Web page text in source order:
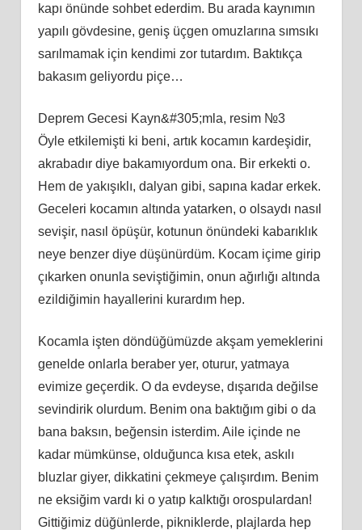
kapı önünde sohbet ederdim. Bu arada kaynımın
yapılı gövdesine, geniş üçgen omuzlarına sımsıkı
sarılmamak için kendimi zor tutardım. Baktıkça
bakasım geliyordu piçe…
Deprem Gecesi Kayn&#305;mla, resim №3
Öyle etkilemişti ki beni, artık kocamın kardeşidir,
akrabadır diye bakamıyordum ona. Bir erkekti o.
Hem de yakışıklı, dalyan gibi, sapına kadar erkek.
Geceleri kocamın altında yatarken, o olsaydı nasıl
sevişir, nasıl öpüşür, kotunun önündeki kabarıklık
neye benzer diye düşünürdüm. Kocam içime girip
çıkarken onunla seviştiğimin, onun ağırlığı altında
ezildiğimin hayallerini kurardım hep.
Kocamla işten döndüğümüzde akşam yemeklerini
genelde onlarla beraber yer, oturur, yatmaya
evimize geçerdik. O da evdeyse, dışarıda değilse
sevindirik olurdum. Benim ona baktığım gibi o da
bana baksın, beğensin isterdim. Aile içinde ne
kadar mümkünse, olduğunca kısa etek, askılı
bluzlar giyer, dikkatini çekmeye çalışırdım. Benim
ne eksiğim vardı ki o yatıp kalktığı orospulardan!
Gittiğimiz düğünlerde, pikniklerde, plajlarda hep